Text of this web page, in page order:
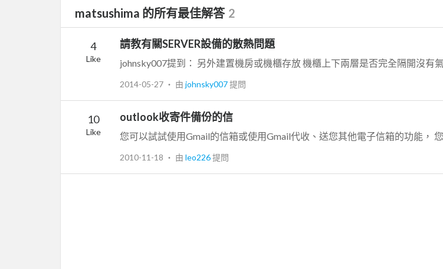
matsushima 的所有最佳解答 2
4
Like
請教有關SERVER設備的散熱問題
2014-05-27 ‧ 由 johnsky007提問
10
Like
outlook收寄件備份的信
2010-11-18 ‧ 由 leo226提問